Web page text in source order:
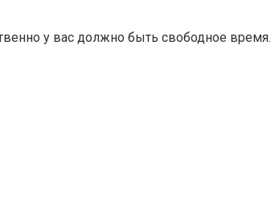
у вас должно быть свободное время.